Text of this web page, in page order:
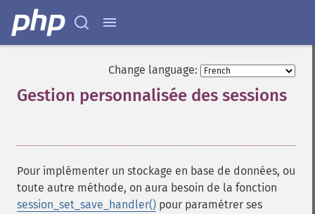
Change language:
Gestion personnalisée des sessions
Pour implémenter un stockage en base de données, ou
toute autre méthode, on aura besoin de la fonction
session_set_save_handler() pour paramétrer ses